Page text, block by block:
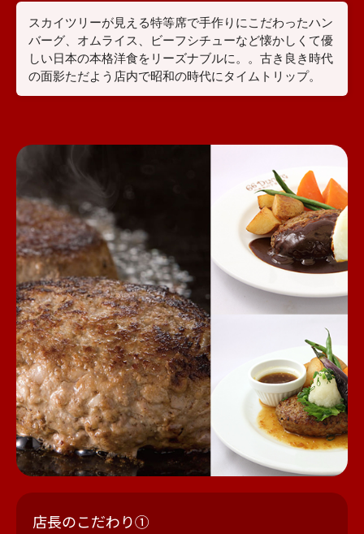
スカイツリーが見える特等席で手作りにこだわったハン
バーグ、オムライス、ビーフシチューなど懐かしくて優
しい日本の本格洋食をリーズナブルに。。古き良き時代
の面影ただよう店内で昭和の時代にタイムトリップ。
店長のこだわり①